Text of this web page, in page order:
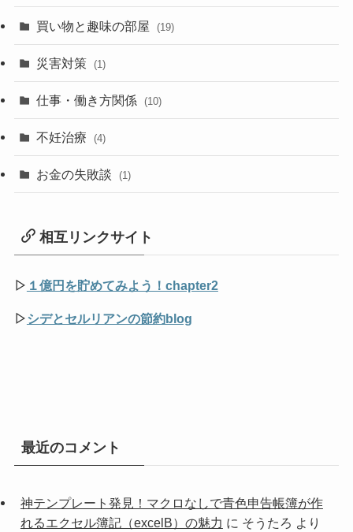
買い物と趣味の部屋 (19)
災害対策 (1)
仕事・働き方関係 (10)
不妊治療 (4)
お金の失敗談 (1)
相互リンクサイト
▷ １億円を貯めてみよう！chapter2
▷シデとセルリアンの節約blog
最近のコメント
神テンプレート発見！マクロなしで青色申告帳簿が作
れるエクセル簿記（excelB）の魅力 に そうたろ より